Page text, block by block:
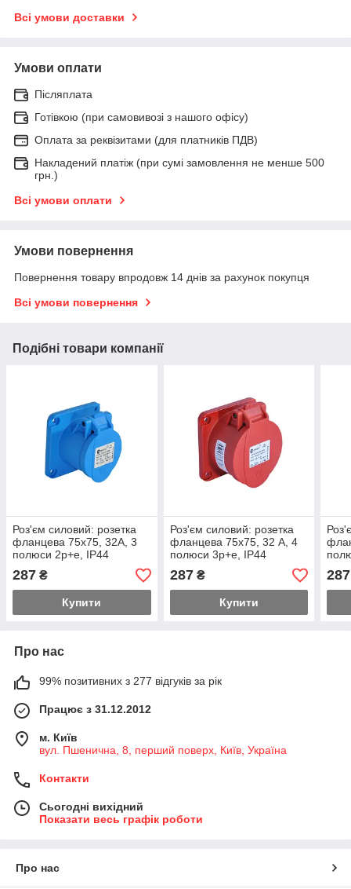
Всі умови доставки
Умови оплати
Післяплата
Готівкою (при самовивозі з нашого офісу)
Оплата за реквізитами (для платників ПДВ)
Накладений платіж (при сумі замовлення не менше 500
грн.)
Всі умови оплати
Умови повернення
Повернення товару впродовж 14 днів за рахунок покупця
Всі умови повернення
Подібні товари компанії
Роз'єм силовий: розетка
фланцева 75х75, 32А, 3
полюси 2p+e, IP44
287 ₴
Купити
Роз'єм силовий: розетка
фланцева 75х75, 32 А, 4
полюси 3p+e, IP44
287₴
Купити
287
Про нас
99% позитивних з 277 відгуків за рік
Працює з 31.12.2012
м. Київ
вул. Пшенична, 8, перший поверх, Київ, Україна
Контакти
Сьогодні вихідний
Показати весь графік роботи
Про нас